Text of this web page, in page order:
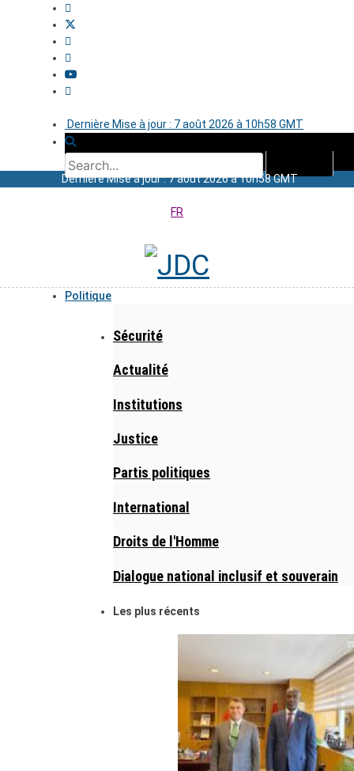
Dernière Mise à jour : 7 août 2026 à 10h58 GMT
Dernière Mise à jour : 7 août 2026 à 10h58 GMT
FR
Politique
Sécurité
Actualité
Institutions
Justice
Partis politiques
International
Droits de l'Homme
Dialogue national inclusif et souverain
Les plus récents